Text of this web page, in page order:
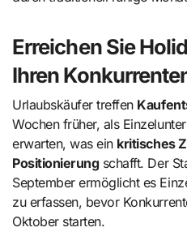
Erreichen Sie
Ihren
Urlaubskäufer treffen
Wochen früher, als
erwarten, was ein kritisches
Positionierungschafft. Der
September ermöglicht es
zu erfassen, bevor
Oktober starten.